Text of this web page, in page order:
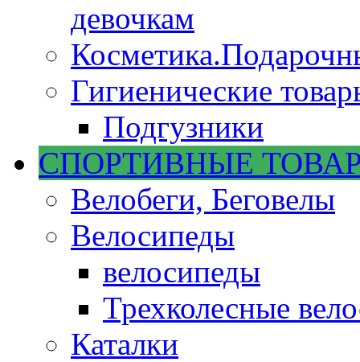
девочкам
Гигиенические
Подгузники
СПОРТИВНЫЕ
Велобеги, Беговелы
Велосипеды
велосипеды
Трехколесные
Каталки